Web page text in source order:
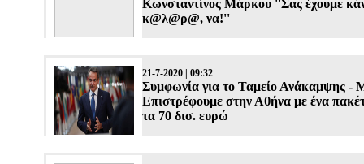
Κωνσταντίνος Μάρκου ''Σας έχουμε
κ@λ@ρ@, να!''
21-7-2020 | 09:32
Συμφωνία για το Ταμείο Ανάκαμψης -
Επιστρέφουμε στην Αθήνα με ένα
τα 70 δισ. ευρώ